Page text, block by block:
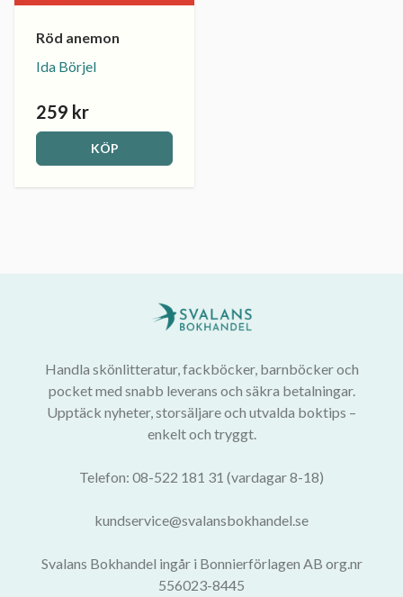
Röd anemon
Ida Börjel
259 kr
KÖP
Handla skönlitteratur, fackböcker, barnböcker och
pocket med snabb leverans och säkra betalningar.
Upptäck nyheter, storsäljare och utvalda boktips –
enkelt och tryggt.
Telefon: 08-522 181 31 (vardagar 8-18)
kundservice@svalansbokhandel.se
Svalans Bokhandel ingår i Bonnierförlagen AB org.nr
556023-8445